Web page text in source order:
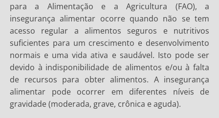
para a Alimentação e a Agricultura (FAO), a
insegurança alimentar ocorre quando não se tem
acesso regular a alimentos seguros e nutritivos
suficientes para um crescimento e desenvolvimento
normais e uma vida ativa e saudável. Isto pode ser
devido à indisponibilidade de alimentos e/ou à falta
de recursos para obter alimentos. A insegurança
alimentar pode ocorrer em diferentes níveis de
gravidade (moderada, grave, crônica e aguda).